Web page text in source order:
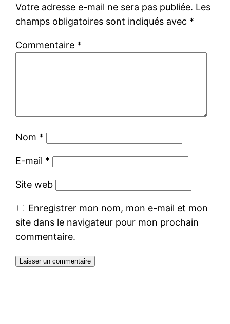
Votre adresse e-mail ne sera pas publiée. Les
champs obligatoires sont indiqués avec *
Commentaire *
Nom *
E-mail *
Site web
Enregistrer mon nom, mon e-mail et mon
site dans le navigateur pour mon prochain
commentaire.